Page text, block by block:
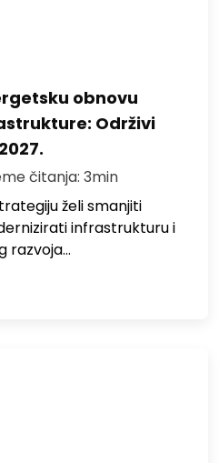
obnovu
Održivi
čitanja: 3min
želi smanjiti
infrastrukturu i
razvoja…